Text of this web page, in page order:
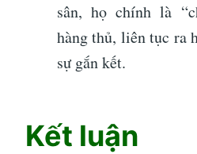
sân, họ chính là
hàng thủ, liên tục ra
sự gắn kết.
Kết luận